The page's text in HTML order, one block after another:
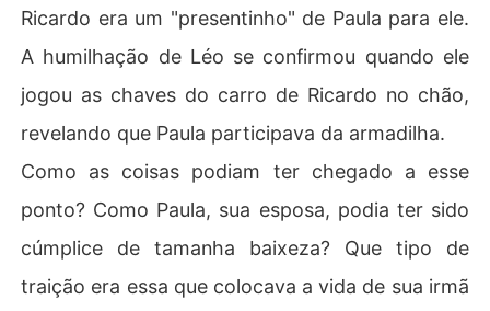
Ricardo era um "presentinho" de Paula para ele.
A humilhação de Léo se confirmou quando ele
jogou as chaves do carro de Ricardo no chão,
revelando que Paula participava da armadilha.
Como as coisas podiam ter chegado a esse
ponto? Como Paula, sua esposa, podia ter sido
cúmplice de tamanha baixeza? Que tipo de
traição era essa que colocava a vida de sua irmã